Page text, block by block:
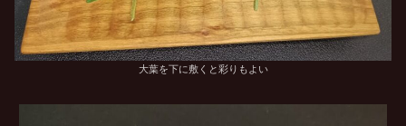
大葉を下に敷くと彩りもよい